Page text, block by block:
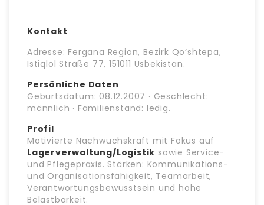
Kontakt
Adresse: Fergana Region, Bezirk Qo‘shtepa,
Istiqlol Straße 77, 151011 Usbekistan.
Persönliche Daten
Geburtsdatum: 08.12.2007 · Geschlecht:
männlich · Familienstand: ledig.
Profil
Motivierte Nachwuchskraft mit Fokus auf
Lagerverwaltung/Logistik sowie Service-
und Pflegepraxis. Stärken: Kommunikations-
und Organisationsfähigkeit, Teamarbeit,
Verantwortungsbewusstsein und hohe
Belastbarkeit.